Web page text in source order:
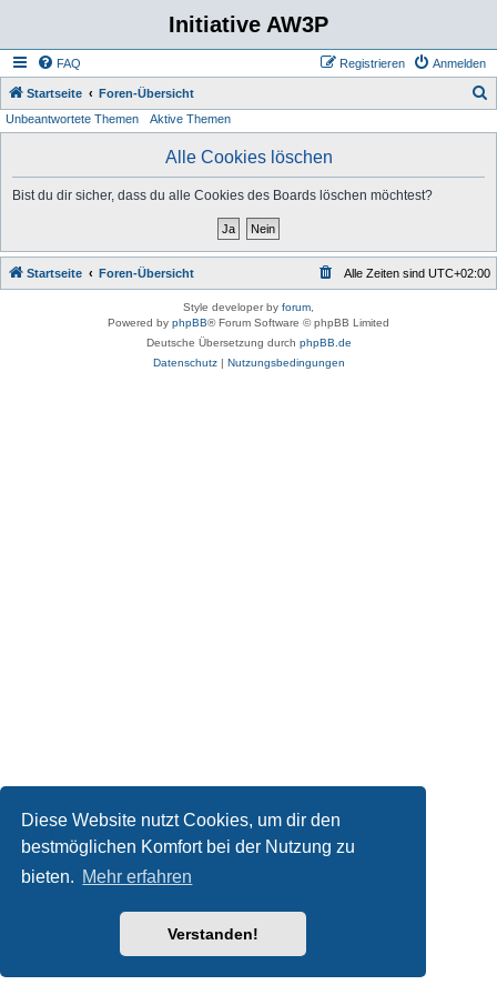
Diese Website nutzt Cookies, um dir den
bestmöglichen Komfort bei der Nutzung zu
bieten. Mehr erfahren
Verstanden!
Initiative AW3P
FAQ Anmelden
Registrieren
Startseite Foren-Übersicht
Unbeantwortete Themen Aktive Themen
Alle Cookies löschen
Bist du dir sicher, dass du alle Cookies des Boards löschen möchtest?
Startseite Foren-Übersicht Alle Zeiten sind UTC+02:00
Style developer by forum
Powered by phpBB® Forum Software © phpBB Limited
Deutsche Übersetzung durch phpBB.de
Datenschutz| Nutzungsbedingungen